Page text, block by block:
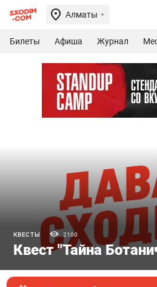
Алматы
Билеты Афиша Журнал
КВЕСТЫ 2100
Квест "Тайна